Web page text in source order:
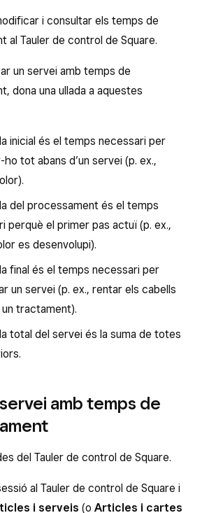
i consultar els temps de
al Tauler de control de Square.
un servei amb temps de
dona una ullada a aquestes
inicial és el temps necessari per
tot abans d’un servei (p. ex.,
del processament és el temps
perquè el primer pas actuï (p. ex.,
es desenvolupi).
final és el temps necessari per
un servei (p. ex., rentar els cabells
tractament).
total del servei és la suma de totes
amb temps de
del Tauler de control de Square.
al Tauler de control de Square i
i serveis (o Articles i cartes